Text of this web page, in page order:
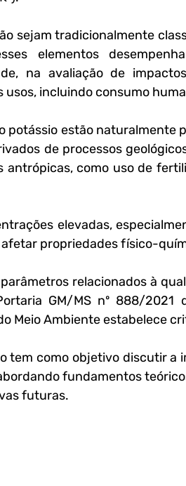
sejam tradicionalmente
elementos
na avaliação de
usos, incluindo consumo
potássio estão
de processos
antrópicas, como uso de
elevadas,
afetar propriedades físico-
parâmetros relacionados à
GM/MS nº 888/2021
Meio Ambiente estabelece
tem como objetivo discutir a
fundamentos
futuras.